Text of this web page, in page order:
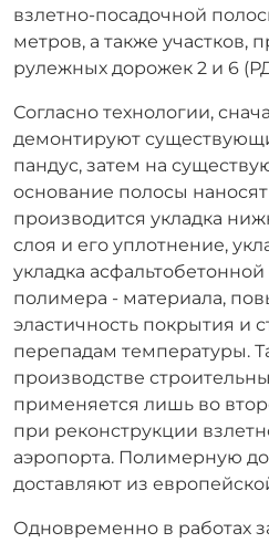
взлетно-посадочной
метров, а также
рулежных дорожек 2 и 6
Согласно технологии,
демонтируют
пандус, затем на
основание полосы
производится укладка
слоя и его уплотнение,
укладка
полимера - материала,
эластичность покрытия и
перепадам температуры.
производстве
применяется лишь во
при реконструкции
аэропорта. Полимерную
доставляют из
Одновременно в работах